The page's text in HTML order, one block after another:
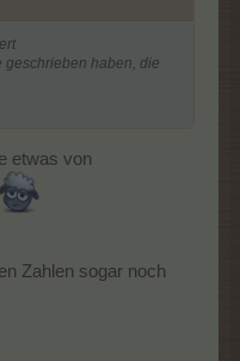
geschrieben haben, die
etwas von
Zahlen sogar noch